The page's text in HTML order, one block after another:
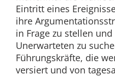
Eintritt eines
ihre
in Frage zu stellen
Unerwarteten zu
Führungskräfte, die
versiert und von